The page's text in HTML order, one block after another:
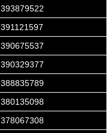
393879522
391121597
390675537
390329377
388835789
380135098
378067308